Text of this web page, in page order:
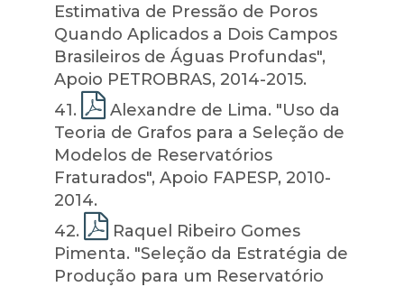
Estimativa de Pressão de Poros
Quando Aplicados a Dois Campos
Brasileiros de Águas Profundas",
Apoio PETROBRAS, 2014-2015.
41.
Alexandre de Lima. "Uso da
Teoria de Grafos para a Seleção de
Modelos de Reservatórios
Fraturados", Apoio FAPESP, 2010-
2014.
42.
Raquel Ribeiro Gomes
Pimenta. "Seleção da Estratégia de
Produção para um Reservatório